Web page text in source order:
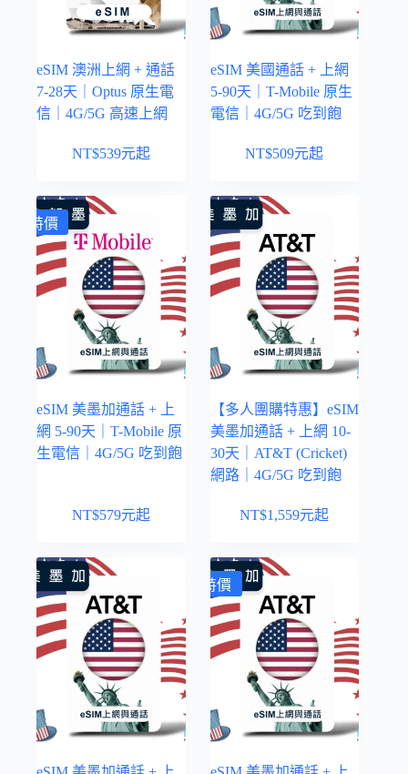
eSIM 澳洲上網 + 通話
7-28天｜Optus 原生電
信｜4G/5G 高速上網
NT$539元起
eSIM 美國通話 + 上網
5-90天｜T-Mobile 原生
電信｜4G/5G 吃到飽
NT$509元起
特價
eSIM 美墨加通話 + 上
網 5-90天｜T-Mobile 原
生電信｜4G/5G 吃到飽
NT$579元起
【多人團購特惠】eSIM
美墨加通話 + 上網 10-
30天｜AT&T (Cricket)
網路｜4G/5G 吃到飽
NT$1,559元起
特價